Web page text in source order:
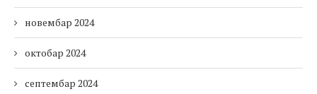
новембар 2024
октобар 2024
септембар 2024